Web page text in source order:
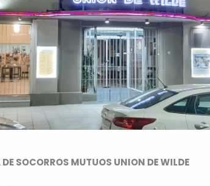
SOCORROS MUTUOS UNION DE WILDE